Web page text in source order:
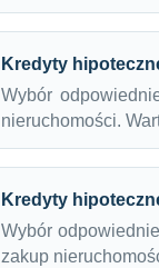
Kredyty
Wybór
nieruchomości.
Kredyty
Wybór
zakup